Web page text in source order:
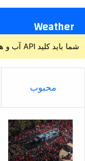
Weather
شما باید کلید API آب و هوا را در تنظیمات قالب > ادغام تنظیم کنید.
محبوب